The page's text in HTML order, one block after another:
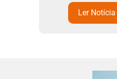
Ler Notícia